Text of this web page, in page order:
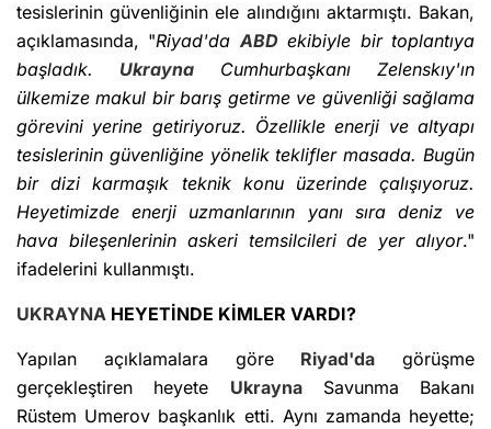
tesislerinin güvenliğinin ele alındığını aktarmıştı. Bakan,
açıklamasında, "Riyad'daABDekibiyle bir toplantıya
başladık. Ukrayna Cumhurbaşkanı Zelenskıy'ın
ülkemize makul bir barış getirme ve güvenliği sağlama
görevini yerine getiriyoruz. Özellikle enerji ve altyapı
tesislerinin güvenliğine yönelik teklifler masada. Bugün
bir dizi karmaşık teknik konu üzerinde çalışıyoruz.
Heyetimizde enerji uzmanlarının yanı sıra deniz ve
hava bileşenlerinin askeri temsilcileri de yer alıyor."
ifadelerini kullanmıştı.
UKRAYNA HEYETİNDE KİMLER VARDI?
Yapılan açıklamalara göre Riyad'da görüşme
gerçekleştiren heyete UkraynaSavunma Bakanı
Rüstem Umerov başkanlık etti. Aynı zamanda heyette;